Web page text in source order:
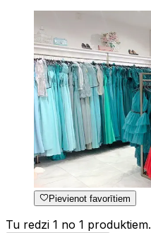
Pievienot favorītiem
Tu redzi 1 no 1 produktiem.